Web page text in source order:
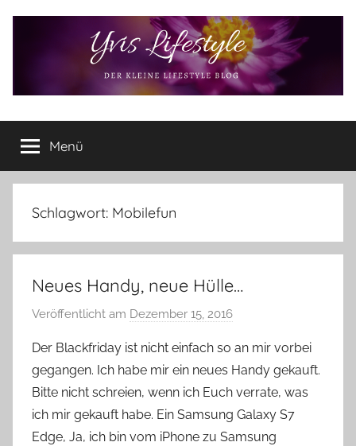
Yvis
Lifestyle
Lifestyle
Blog
–
Lifestyle,
Produkttests
vieles
Menü
Schlagwort: Mobilefun
Neues Handy, neue Hülle…
Veröffentlicht am Dezember 15, 2016
n
Y
v
o
n
Der Blackfriday ist nicht einfach so an mir vorbei
gegangen. Ich habe mir ein neues Handy gekauft.
Bitte nicht schreien, wenn ich Euch verrate, was
ich mir gekauft habe. Ein Samsung Galaxy S7
Edge, Ja, ich bin vom iPhone zu Samsung